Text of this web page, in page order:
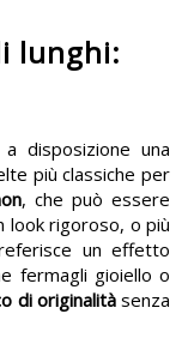
lunghi:
disposizione una
più classiche per
, che può essere
look rigoroso, o più
un effetto
fermagli gioiello o
di originalità senza